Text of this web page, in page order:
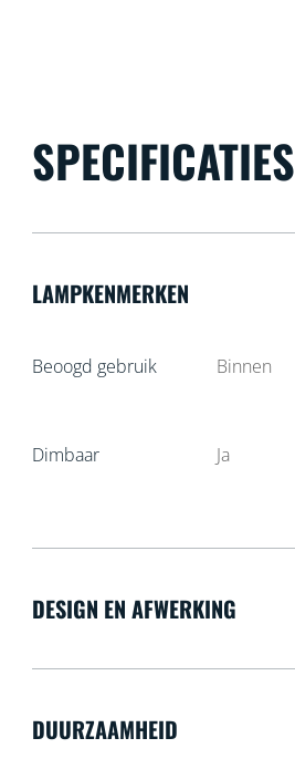
SPECIFICATIES
LAMPKENMERKEN
Beoogd gebruik Binnen
Dimbaar Ja
DESIGN EN AFWERKING
DUURZAAMHEID